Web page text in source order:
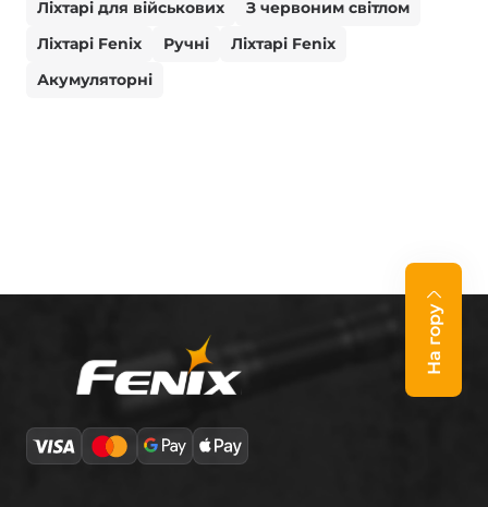
Ліхтарі для військових
З червоним світлом
Ліхтарі Fenix
Ручні
Ліхтарі Fenix
Акумуляторні
На гору